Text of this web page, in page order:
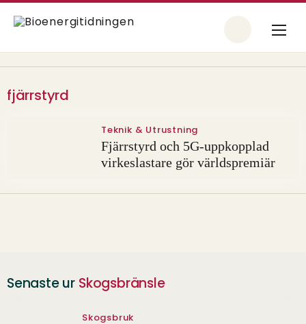
fjärrstyrd
Teknik & Utrustning
Fjärrstyrd och 5G-uppkopplad
virkeslastare gör världspremiär
Senaste ur Skogsbränsle
Skogsbruk